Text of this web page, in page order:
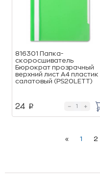
816301 Папка-
скоросшиватель
Бюрократ прозрачный
верхний лист А4 пластик
салатовый (PS20LETT)
24 p
« Previous
1 2